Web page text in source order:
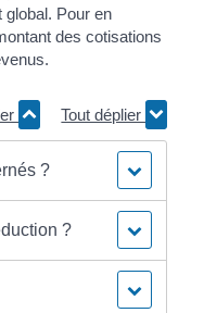
Pour en
des cotisations
Tout déplier
?
?